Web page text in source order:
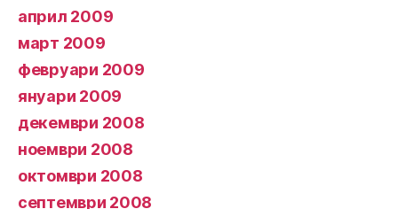
април 2009
март 2009
февруари 2009
януари 2009
декември 2008
ноември 2008
октомври 2008
септември 2008